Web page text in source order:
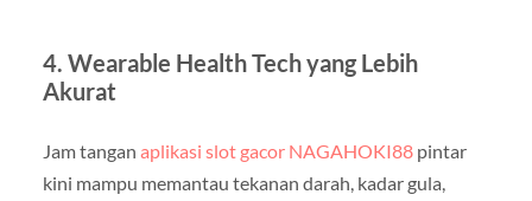
4. Wearable Health Tech yang Lebih
Akurat
Jam tangan aplikasi slot gacor NAGAHOKI88pintar
kini mampu memantau tekanan darah, kadar gula,